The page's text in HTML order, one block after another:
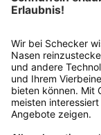
findest du
dir in deinem
Gast